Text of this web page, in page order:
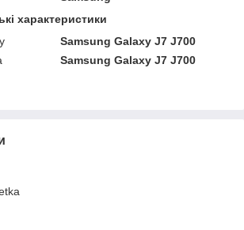
характеристики
Samsung Galaxy J7 J700
Samsung Galaxy J7 J700